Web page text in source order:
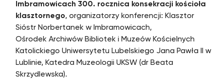
Imbramowicach 300. rocznica konsekracji kościoła
klasztornego, organizatorzy konferencji: Klasztor
Sióstr Norbertanek w Imbramowicach,
Ośrodek Archiwów Bibliotek i Muzeów Kościelnych
Katolickiego Uniwersytetu Lubelskiego Jana Pawła II w
Lublinie, Katedra Muzeologii UKSW (dr Beata
Skrzydlewska).